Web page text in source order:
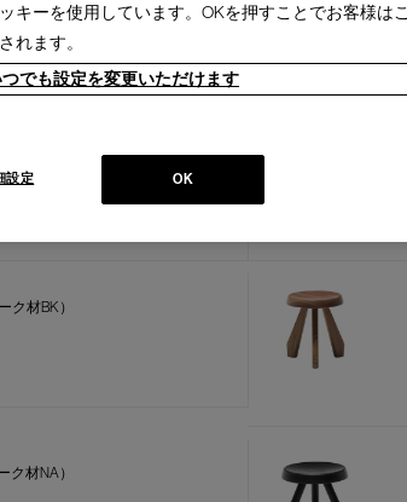
在庫品】
スツール
ク材BK）
ク材NA）
キーを使用しています。OKを押すことでお客様は
れます。
でも設定を変更いただけます
OK
設定